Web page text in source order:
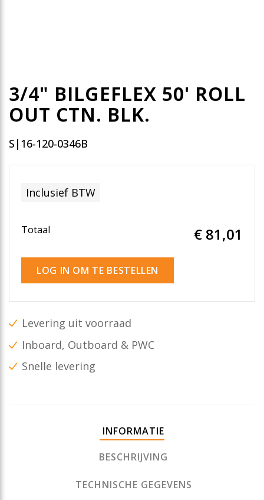
3/4" BILGEFLEX 50' ROLL
OUT CTN. BLK.
S|16-120-0346B
Inclusief BTW
Totaal € 81,01
LOG IN OM TE BESTELLEN
Levering uit voorraad
Inboard, Outboard & PWC
Snelle levering
INFORMATIE
BESCHRIJVING
TECHNISCHE GEGEVENS